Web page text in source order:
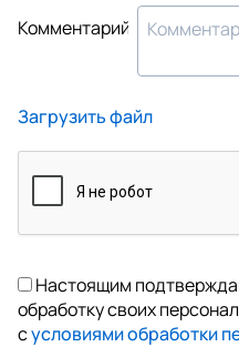
Комментарий
Загрузить файл
Настоящим
обработку своих
сусловиями обработки